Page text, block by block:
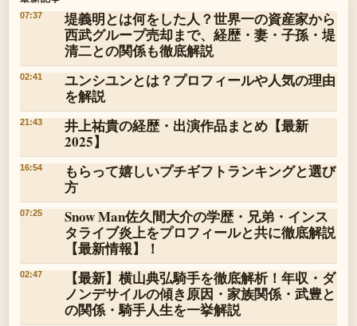
07:37
堤義明とは何をした人？世界一の資産家から
西武グループ売却まで、経歴・妻・子孫・堤
清二との関係も徹底解説
02:41
ユンシユンとは？プロフィールや人気の理由
を解説
21:43
井上祐貴の経歴・出演作品まとめ【最新
2025】
16:54
もらって嬉しいプチギフトランキングと選び
方
07:25
Snow Man佐久間大介の学歴・兄弟・インス
タライブ炎上をプロフィールと共に徹底解説
【最新情報】！
02:47
【最新】横山典弘騎手を徹底解析！年収・ダ
ノンデサイルの傾き原因・家族関係・武豊と
の関係・騎手人生を一挙解説